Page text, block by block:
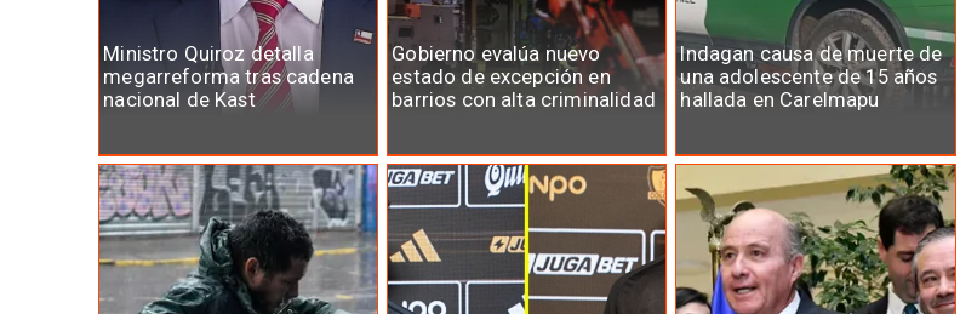
Ministro Quiroz detalla
megarreforma tras cadena
nacional de Kast
Gobierno evalúa nuevo
estado de excepción en
barrios con alta criminalidad
Indagan causa de muerte de
una adolescente de 15 años
hallada en Carelmapu